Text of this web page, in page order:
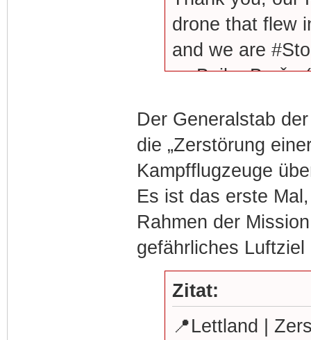
drone that flew
and we are
— Baiba Braže
Der Generalstab
die „Zerstörung
Kampfflugzeuge
Es ist das erste
Rahmen der
gefährliches
Zitat:
📍Lettland |